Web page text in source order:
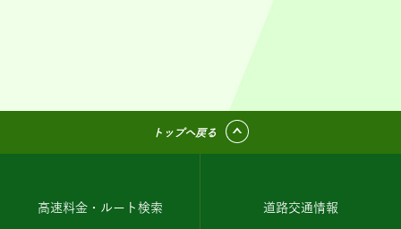
トップへ戻る
高速料金・ルート検索 道路交通情報